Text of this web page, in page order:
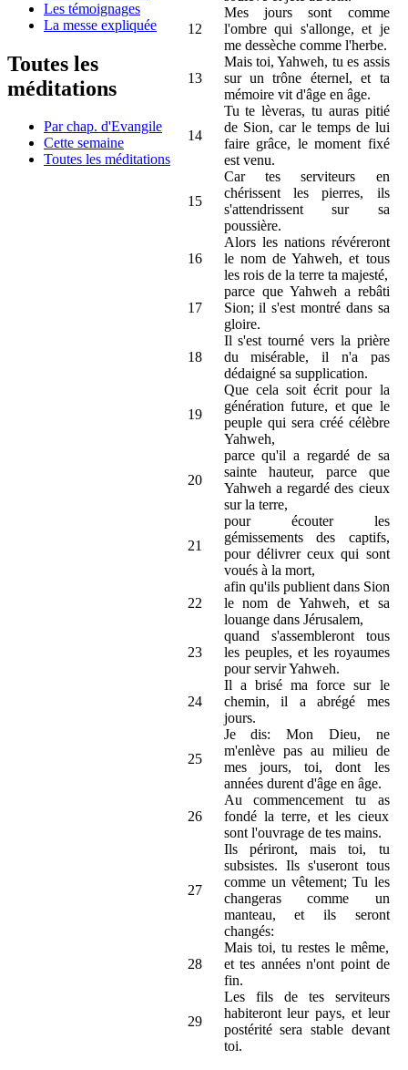
Les témoignages
La messe expliquée
Toutes les
méditations
Par chap. d'Evangile
Cette semaine
Toutes les méditations
12
Mes jours sont comme
l'ombre qui s'allonge, et je
me dessèche comme l'herbe.
13
Mais toi, Yahweh, tu es assis
sur un trône éternel, et ta
mémoire vit d'âge en âge.
14
Tu te lèveras, tu auras pitié
de Sion, car le temps de lui
faire grâce, le moment fixé
est venu.
15
Car tes serviteurs en
chérissent les pierres, ils
s'attendrissent sur sa
poussière.
16
Alors les nations révéreront
le nom de Yahweh, et tous
les rois de la terre ta majesté,
17
parce que Yahweh a rebâti
Sion; il s'est montré dans sa
gloire.
18
Il s'est tourné vers la prière
du misérable, il n'a pas
dédaigné sa supplication.
19
Que cela soit écrit pour la
génération future, et que le
peuple qui sera créé célèbre
Yahweh,
20
parce qu'il a regardé de sa
sainte hauteur, parce que
Yahweh a regardé des cieux
sur la terre,
21
pour écouter les
gémissements des captifs,
pour délivrer ceux qui sont
voués à la mort,
22
afin qu'ils publient dans Sion
le nom de Yahweh, et sa
louange dans Jérusalem,
23
quand s'assembleront tous
les peuples, et les royaumes
pour servir Yahweh.
24
Il a brisé ma force sur le
chemin, il a abrégé mes
jours.
25
Je dis: Mon Dieu, ne
m'enlève pas au milieu de
mes jours, toi, dont les
années durent d'âge en âge.
26
Au commencement tu as
fondé la terre, et les cieux
sont l'ouvrage de tes mains.
27
Ils périront, mais toi, tu
subsistes. Ils s'useront tous
comme un vêtement; Tu les
changeras comme un
manteau, et ils seront
changés:
28
Mais toi, tu restes le même,
et tes années n'ont point de
fin.
29
Les fils de tes serviteurs
habiteront leur pays, et leur
postérité sera stable devant
toi.